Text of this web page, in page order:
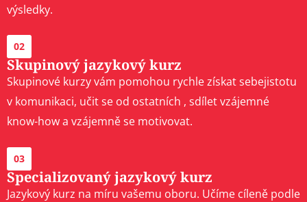
výsledky.
02
Skupinový jazykový kurz
Skupinové kurzy vám pomohou rychle získat sebejistotu
v komunikaci, učit se od ostatních , sdílet vzájemné
know-how a vzájemně se motivovat.
03
Specializovaný jazykový kurz
Jazykový kurz na míru vašemu oboru. Učíme cíleně podle